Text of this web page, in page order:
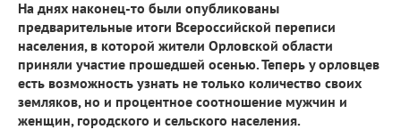
На днях наконец-то были опубликованы
предварительные итоги Всероссийской переписи
населения, в которой жители Орловской области
приняли участие прошедшей осенью. Теперь у орловцев
есть возможность узнать не только количество своих
земляков, но и процентное соотношение мужчин и
женщин, городского и сельского населения.